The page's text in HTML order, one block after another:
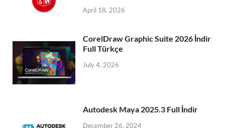
April 18, 2026
CorelDraw Graphic Suite 2026 İndir
Full Türkçe
July 4, 2026
Autodesk Maya 2025.3 Full İndir
December 26, 2024